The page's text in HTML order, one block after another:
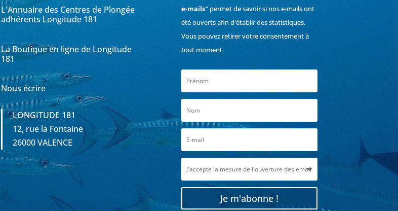
L'Annuaire des Centres de Plongée
adhérents Longitude 181
La Boutique en ligne de Longitude
181
Nous écrire
LONGITUDE 181
12, rue la Fontaine
26000 VALENCE
e-mails"permet de savoir si nos e-mails ont
été ouverts afin d'établir des statistiques.
Vous pouvez retirer votre consentement à
tout moment.
Je m'abonne !